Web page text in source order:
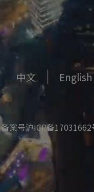
中文 English
备案号沪ICP备17031662